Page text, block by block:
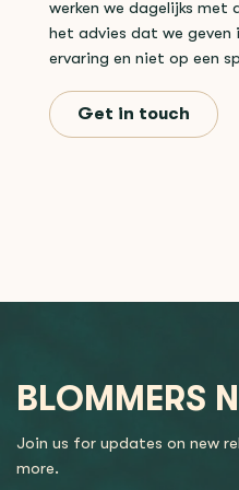
werken we dagelijks
het advies dat we geven
ervaring en niet op een
Get in touch
BLOMMERS
Join us for updates on new
more.